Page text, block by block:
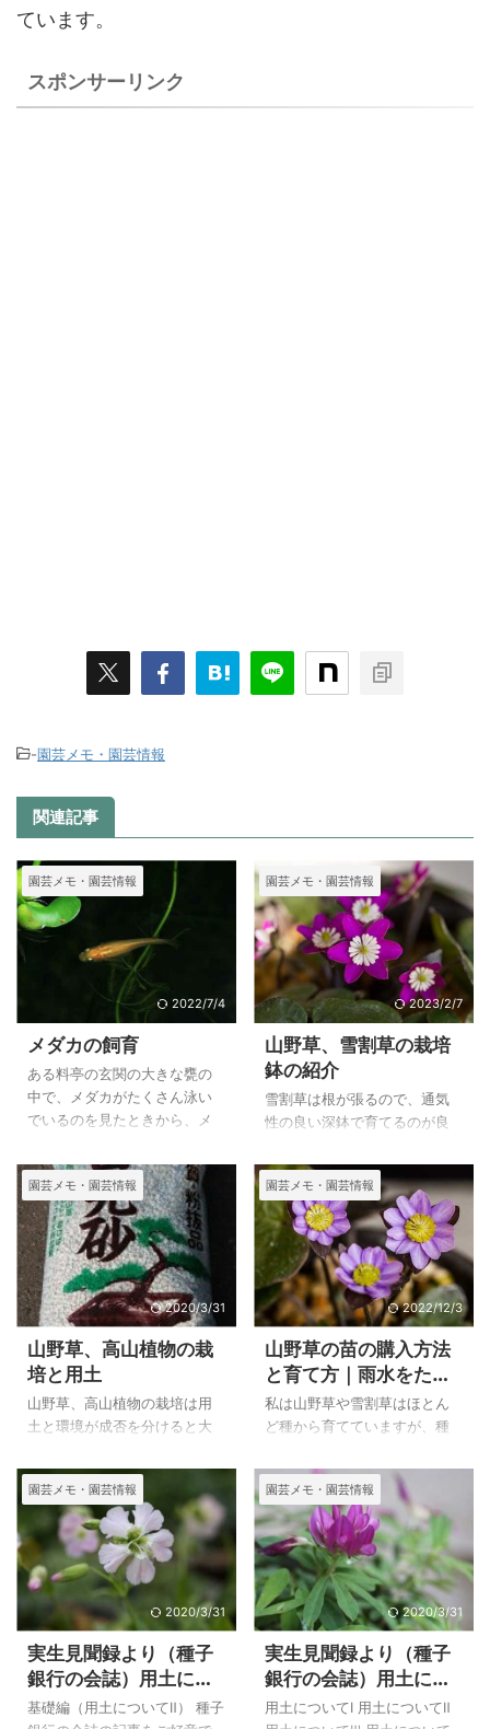
ています。
スポンサーリンク
-園芸メモ・園芸情報
関連記事
園芸メモ・園芸情報
2022/7/4
メダカの飼育
ある料亭の玄関の大きな甕の
中で、メダカがたくさん泳い
でいるのを見たときから、メ
なりました。
そんな折、メダカを育て柄い
る方が、稚魚を持ってきてく
れました。
火鉢やハス鉢などがあります
ので、そこで色を分けて飼い
始め孵化させています。
園芸メモ・園芸情報
2023/2/7
山野草、雪割草の栽培
鉢の紹介
雪割草は根が張るので、通気
性の良い深鉢で育てるのが良
私は雪割草は毎年種を播いて
育てていますので、育成用の
鉢が必用で、雪割草に使うよ
うに深いポットを取り寄せで
使っていましたが、根の深い
山野草の育成にも使って見ま
したらとてもよかったので使
い続けています。
園芸メモ・園芸情報
2020/3/31
山野草、高山植物の栽
培と用土
山野草、高山植物の栽培は用
土と環境が成否を分けると大
水はけを考えて植物に適切な
用土選びを考えてみました。
園芸メモ・園芸情報
2022/12/3
山野草の苗の購入方法
と育て方｜雨水をため
てエコ対策
私は山野草や雪割草はほとん
ど種から育てていますが、種
しないものは、ネットで苗を
購入することがありますが、
オークションの方が安価に入
手できるものはオークション
も利用しています。
園芸メモ・園芸情報
2020/3/31
実生見聞録より（種子
銀行の会誌）用土につ
いてⅡ
基礎編（用土についてⅡ） 種子
園芸メモ・園芸情報
2020/3/31
実生見聞録より（種子
銀行の会誌）用土につ
いてⅢ
用土についてⅠ 用土についてⅡ